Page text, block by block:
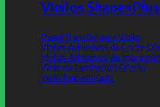
Vinilos ShapesPlus
Papel Transfer para Vinilo
Vinilos Adhesivos de Corte
Vinilos Adhesivos de Impresión
Vinilo de Laminación
Vinilo Empavonado